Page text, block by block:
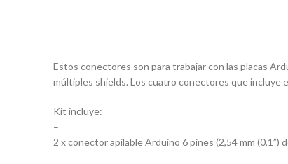
Estos conectores son para trabajar con las placas
múltiples shields. Los cuatro conectores que incluye
Kit incluye:
–
2 x conector apilable Arduino 6 pines (2,54 mm (0,1”)
–